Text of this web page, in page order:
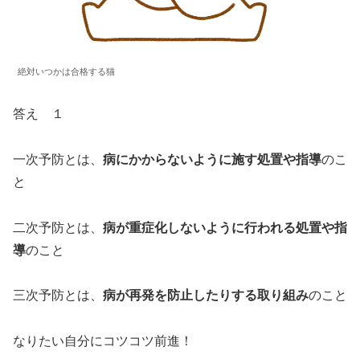
絶対いつかは合格する猫
答え １
一次予防とは、 病にかからないように施す処置や指導のこ
と
二次予防とは、 病が重症化しないように行われる処置や指
導のこと
三次予防とは、 病が再発を防止したりする取り組みのこと
なりたい自分にコツコツ前進！